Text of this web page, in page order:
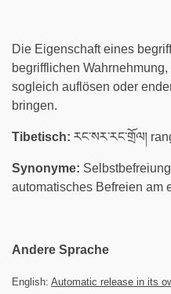
Die Eigenschaft eines
begrifflichen
sogleich auflösen oder
bringen.
Tibetisch: རང་སར་རང་གྲོལ།
Synonyme:
automatisches Befreien am
Andere Sprache
English: Automatic release in its